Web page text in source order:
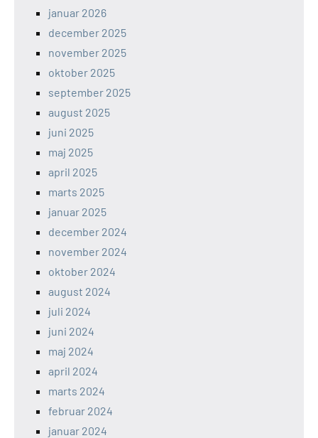
januar 2026
december 2025
november 2025
oktober 2025
september 2025
august 2025
juni 2025
maj 2025
april 2025
marts 2025
januar 2025
december 2024
november 2024
oktober 2024
august 2024
juli 2024
juni 2024
maj 2024
april 2024
marts 2024
februar 2024
januar 2024